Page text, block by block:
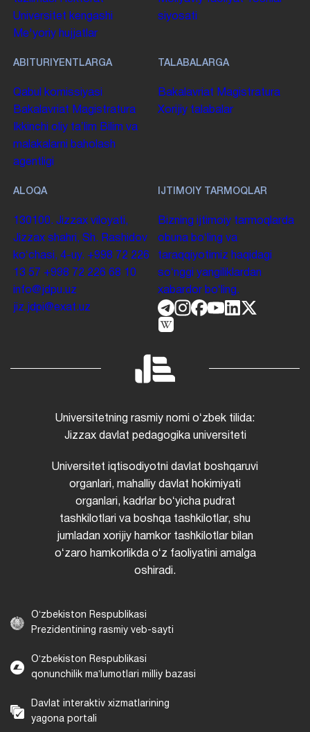
Universitet kengashi
Me'yoriy hujjatlar
siyosati
ABITURIYENTLARGA
Qabul komissiyasi
Bakalavriat Magistratura
Ikkinchi oliy taʼlim Bilim va
malakalarni baholash
agentligi
TALABALARGA
Bakalavriat Magistratura
Xorijiy talabalar
ALOQA
130100. Jizzax viloyati,
Jizzax shahri, Sh. Rashidov
koʻchasi, 4-uy. +998 72 226
13 57 +998 72 226 68 10
info@jdpu.uz
jiz.jdpi@exat.uz
IJTIMOIY TARMOQLAR
Bizning ijtimoiy tarmoqlarda
obuna boʻling va
taraqqiyotimiz haqidagi
soʻnggi yangiliklardan
xabardor boʻling.
Universitetning rasmiy nomi oʻzbek tilida:
Jizzax davlat pedagogika universiteti
Universitet iqtisodiyotni davlat boshqaruvi
organlari, mahalliy davlat hokimiyati
organlari, kadrlar boʻyicha pudrat
tashkilotlari va boshqa tashkilotlar, shu
jumladan xorijiy hamkor tashkilotlar bilan
oʻzaro hamkorlikda oʻz faoliyatini amalga
oshiradi.
Oʻzbekiston Respublikasi
Prezidentining rasmiy veb-sayti
Oʻzbekiston Respublikasi
qonunchilik maʼlumotlari milliy bazasi
Davlat interaktiv xizmatlarining
yagona portali